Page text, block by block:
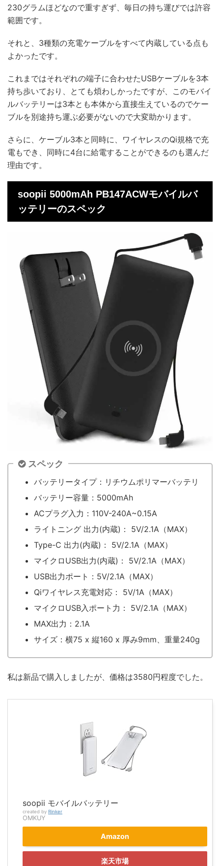
230グラムほどなので重すぎず、毎日の持ち運びでは許容
範囲です。
それと、3種類の充電ケーブルをすべて内蔵している点も
よかったです。
これまではそれぞれの端子に合わせたUSBケーブルを3本
持ち歩いており、とても煩わしかったですが、このモバイ
ルバッテリーは3本とも本体から直接生えているのでケー
ブルを別途持ち運ぶ必要がないので大変助かります。
さらに、ケーブル3本と同時に、ワイヤレスのQi規格で充
電もでき、同時に4台に給電することができるのも選んだ
理由です。
soopii 5000mAh PB147ACWモバイルバ
ッテリーのスペック
スペック
バッテリータイプ：リチウムポリマーバッテリ
バッテリー容量：5000mAh
ACプラグ入力：110V-240A~0.15A
ライトニング 出力(内蔵)： 5V/2.1A（MAX）
Type-C 出力(内蔵)： 5V/2.1A（MAX）
マイクロUSB出力(内蔵)： 5V/2.1A（MAX）
USB出力ポート：5V/2.1A（MAX）
Qiワイヤレス充電対応： 5V/1A（MAX）
マイクロUSB入ポート力： 5V/2.1A（MAX）
MAX出力：2.1A
サイズ：横75 x 縦160 x 厚み9mm、重量240g
私は新品で購入しましたが、価格は3580円程度でした。
soopii モバイルバッテリー
created by Rinker
OMKUY
Amazon
楽天市場